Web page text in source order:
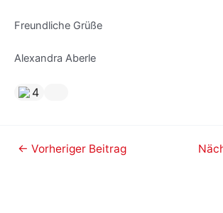
Freundliche Grüße
Alexandra Aberle
4
← Vorheriger Beitrag